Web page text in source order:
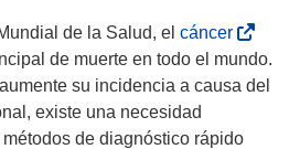
de la Salud, el cáncer(
s
e
b
de muerte en todo el mundo.
su incidencia a causa del
existe una necesidad
de diagnóstico rápido